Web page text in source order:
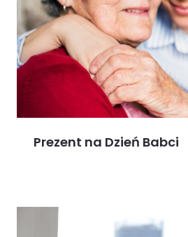
Prezent na Dzień Babci